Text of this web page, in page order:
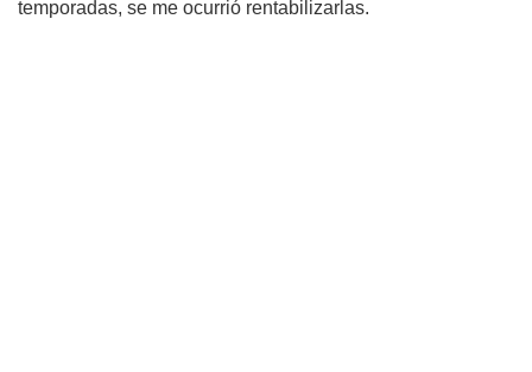
temporadas, se me ocurrió rentabilizarlas.